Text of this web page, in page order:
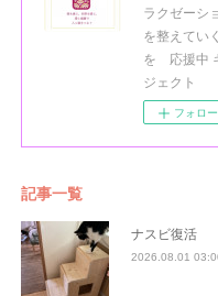
ラクゼーシ
を整えてい
を 応援中
ジェクト
フォロー
記事一覧
ナスビ復活
2026.08.01